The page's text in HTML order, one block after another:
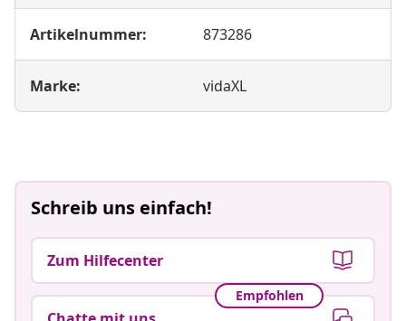
Artikelnummer: 873286
Marke: vidaXL
Schreib uns einfach!
Zum Hilfecenter
Empfohlen